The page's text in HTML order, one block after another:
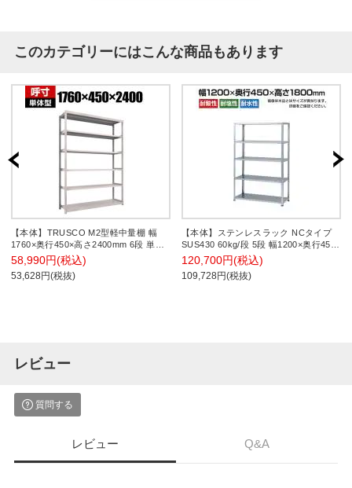
このカテゴリーにはこんな商品もあります
【本体】TRUSCO M2型軽中量棚 幅
1760×奥行450×高さ2400mm 6段 単体
ネオグレー 450-0911
58,990円(税込)
53,628円(税抜)
【本体】ステンレスラック NCタイプ
SUS430 60kg/段 5段 幅1200×奥行450×
高さ1800mm
120,700円(税込)
109,728円(税抜)
レビュー
質問する
レビュー Q&A